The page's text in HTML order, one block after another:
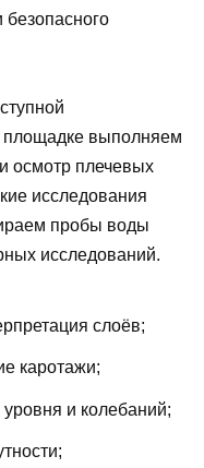
безопасного
площадке выполняем
осмотр плечевых
исследования
пробы воды
исследований.
слоёв;
каротажи;
и колебаний;